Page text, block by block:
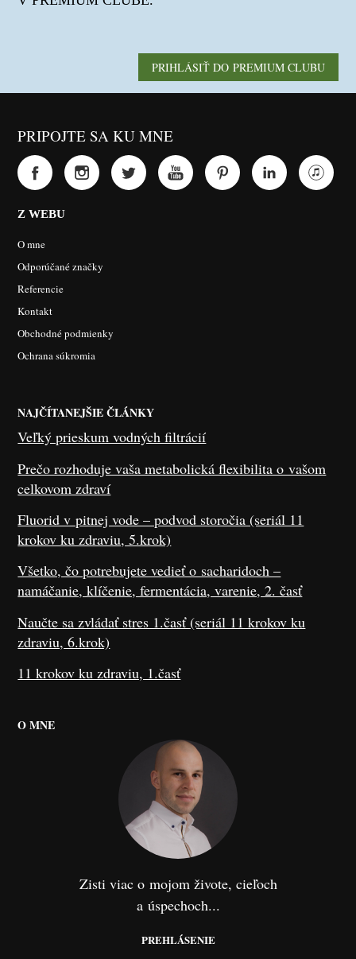
PRIHLÁSIŤ DO PREMIUM CLUBU
PRIPOJTE SA KU MNE
Z WEBU
O mne
Odporúčané značky
Referencie
Kontakt
Obchodné podmienky
Ochrana súkromia
NAJČÍTANEJŠIE ČLÁNKY
Veľký prieskum vodných filtrácií
Prečo rozhoduje vaša metabolická flexibilita o vašom
celkovom zdraví
Fluorid v pitnej vode – podvod storočia (seriál 11
krokov ku zdraviu, 5.krok)
Všetko, čo potrebujete vedieť o sacharidoch –
namáčanie, klíčenie, fermentácia, varenie, 2. časť
Naučte sa zvládať stres 1.časť (seriál 11 krokov ku
zdraviu, 6.krok)
11 krokov ku zdraviu, 1.časť
O MNE
Zisti viac o mojom živote, cieľoch
a úspechoch...
PREHLÁSENIE